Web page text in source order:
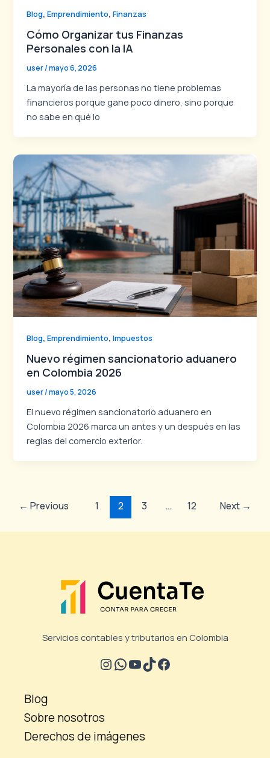
Blog,Emprendimiento,Finanzas
Cómo Organizar tus Finanzas
Personales con la IA
user/mayo 6, 2026
La mayoría de las personas no tiene problemas
financieros porque gane poco dinero, sino porque
no sabe en qué lo
Blog,Emprendimiento,Impuestos
Nuevo régimen sancionatorio aduanero
en Colombia 2026
user/mayo 5, 2026
El nuevo régimen sancionatorio aduanero en
Colombia 2026 marca un antes y un después en las
reglas del comercio exterior.
← Previous 1 2 3 … 12 Next →
Servicios contables y tributarios en Colombia
Blog
Sobre nosotros
Derechos de imágenes